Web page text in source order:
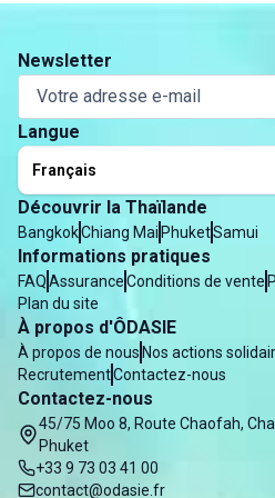
Newsletter
Langue
Français
Découvrir la Thaïlande
BangkokChiang Mai PhuketSamui
Informations pratiques
FAQAssuranceConditions de vente
Plan du site
À propos d'ÔDASIE
À propos de nous Nos actions
RecrutementContactez-nous
Contactez-nous
45/75 Moo 8, Route Chaofah,
Phuket
+33 9 73 03 41 00
contact@odasie.fr